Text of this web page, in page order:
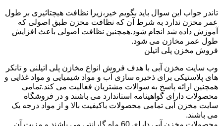
تاندر جواب این سوال باید بگویم خیر،زیرا نظافت هیچتاثیری بر طول
عمر مخزن ندارد به شرط آن که نظافت مخزن طبق اصولی که
آموزش داده شد انجام شود.همچنین نظافت اصولی باعث افزایش
طول عمر مخازن می شود.
فروش مخزن پلی اتیلن
وب سایت مخزن آبی با هدف فروش انواع مخازن پلی اتیلنی و تانکر
های پلاستیکی برای ذخیره سازی آب و مواد شیمیایی و مواد غذایی و
همچنین ارائه پاسخ به سوالات مشتریان فعالیت می کند.تمامی
محصولات دارای گواهینامه استاندارد می باشند و در فروشگاه
سایت مخزن آبی تمامی محصولات باکیفیت بالا و از مواد درجه یک
می باشند.
محصولات مخزن آبی دارای 60 ماه گارانتی می باشند و مزیت آن